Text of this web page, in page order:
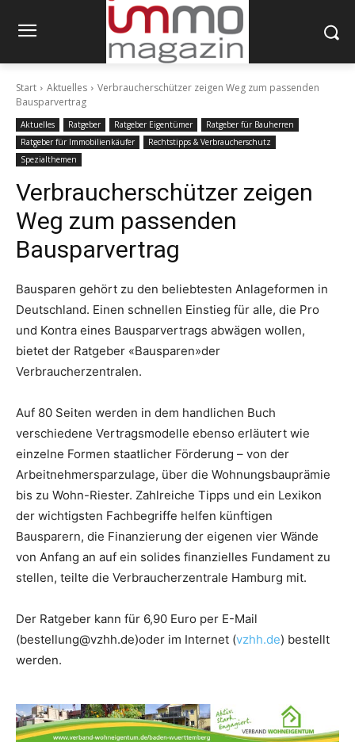
Start Aktuelles
Verbraucherschützer zeigen Weg zum passenden
Bausparvertrag
Aktuelles Ratgeber Ratgeber Eigentümer
Ratgeber für Bauherren
Ratgeber für Immobilienkäufer
Rechtstipps & Verbraucherschutz
Spezialthemen
Verbraucherschützer zeigen
Weg zum passenden
Bausparvertrag
Bausparen gehört zu den beliebtesten Anlageformen in
Deutschland. Einen schnellen Einstieg für alle, die Pro
und Kontra eines Bausparvertrags abwägen wollen,
bietet der Ratgeber «Bausparen»der
Verbraucherzentralen.
Auf 80 Seiten werden in dem handlichen Buch
verschiedene Vertragsmodelle ebenso erläutert wie
einzelne Formen staatlicher Förderung – von der
Arbeitnehmersparzulage, über die Wohnungsbauprämie
bis zu Wohn-Riester. Zahlreiche Tipps und ein Lexikon
der wichtigsten Fachbegriffe helfen künftigen
Bausparern, die Finanzierung der eigenen vier Wände
von Anfang an auf ein solides finanzielles Fundament zu
stellen, teilte die Verbraucherzentrale Hamburg mit.
Der Ratgeber kann für 6,90 Euro per E-Mail
(bestellung@vzhh.de)oder im Internet (vzhh.de) bestellt
werden.